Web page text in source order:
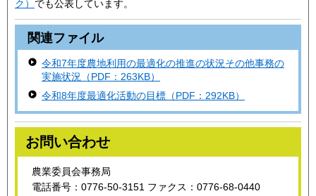
ク） でも公表しています。
関連ファイル
令和7年度農地利用の最適化の推進の状況その他事務の
実施状況（PDF：263KB）
令和8年度最適化活動の目標（PDF：292KB）
お問い合わせ
農業委員会事務局
電話番号：0776-50-3151 ファクス：0776-68-0440